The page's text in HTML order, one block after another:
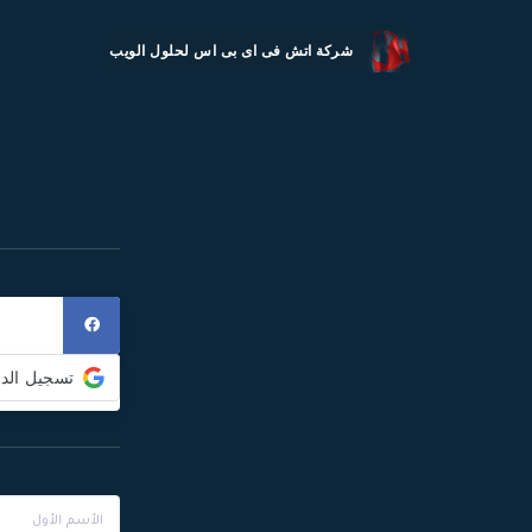
شركة اتش فى اى بى اس لحلول الويب